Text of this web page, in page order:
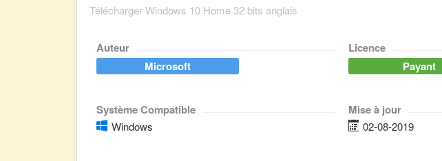
Télécharger Windows 10 Home 32 bits anglais
Auteur
Microsoft
Licence
Payant
Système Compatible
Windows
Mise à jour
02-08-2019